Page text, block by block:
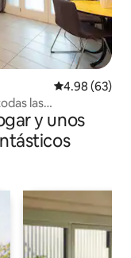
Calificación
4.98 (63)
las
y unos